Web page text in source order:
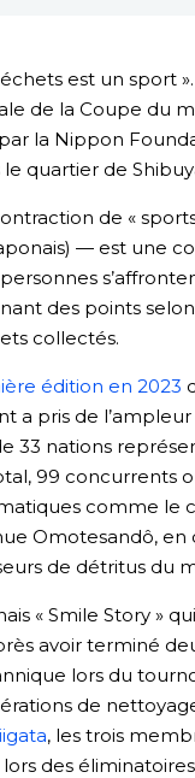
est un sport ».
de la Coupe du
la Nippon
quartier de
de «
— est une
des points
collectés.
édition en 2023
a pris de
33 nations
99 concurrents
comme le
Omotesandô,
de détritus du
« Smile Story »
avoir terminé
lors du
de
, les trois
lors des